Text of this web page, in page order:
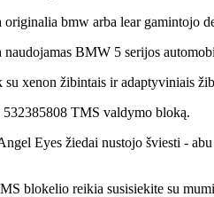
bmw arba lear gamintojo
BMW 5 serijos
xenon žibintais ir adaptyviniais
TMS valdymo bloką.
Eyes žiedai nustojo šviesti -
blokelio reikia susisiekite su